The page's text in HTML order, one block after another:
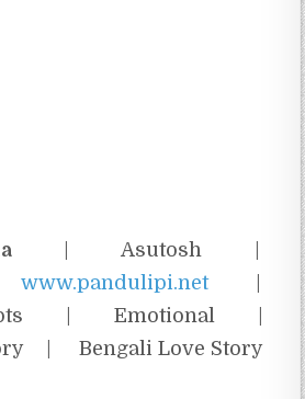
| Asutosh |
www.pandulipi.net|
| Emotional |
| Bengali Love Story